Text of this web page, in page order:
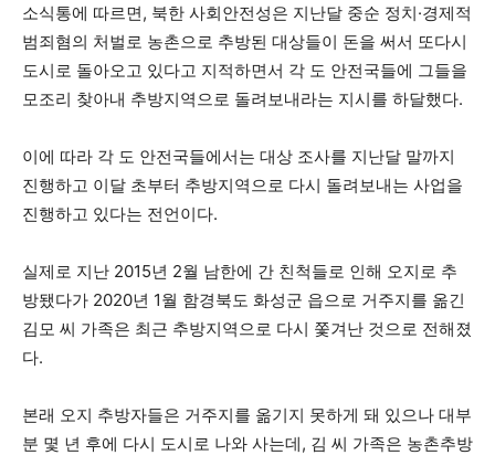
소식통에 따르면, 북한 사회안전성은 지난달 중순 정치·경제적
범죄혐의 처벌로 농촌으로 추방된 대상들이 돈을 써서 또다시
도시로 돌아오고 있다고 지적하면서 각 도 안전국들에 그들을
모조리 찾아내 추방지역으로 돌려보내라는 지시를 하달했다.
이에 따라 각 도 안전국들에서는 대상 조사를 지난달 말까지
진행하고 이달 초부터 추방지역으로 다시 돌려보내는 사업을
진행하고 있다는 전언이다.
실제로 지난 2015년 2월 남한에 간 친척들로 인해 오지로 추
방됐다가 2020년 1월 함경북도 화성군 읍으로 거주지를 옮긴
김모 씨 가족은 최근 추방지역으로 다시 쫓겨난 것으로 전해졌
다.
본래 오지 추방자들은 거주지를 옮기지 못하게 돼 있으나 대부
분 몇 년 후에 다시 도시로 나와 사는데, 김 씨 가족은 농촌추방